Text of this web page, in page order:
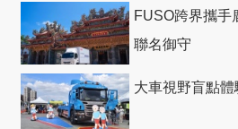
FUSO跨界攜手
聯名御守
大車視野盲點